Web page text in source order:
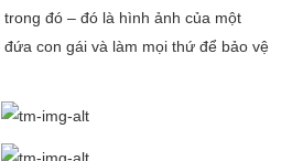
đó – đó là hình ảnh của một
con gái và làm mọi thứ để bảo vệ